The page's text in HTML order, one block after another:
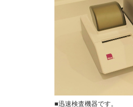
■迅速検査機器です。